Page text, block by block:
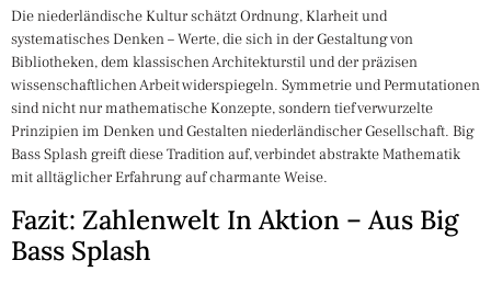
Die niederländische Kultur schätzt Ordnung, Klarheit und
systematisches Denken – Werte, die sich in der Gestaltung von
Bibliotheken, dem klassischen Architekturstil und der präzisen
wissenschaftlichen Arbeit widerspiegeln. Symmetrie und Permutationen
sind nicht nur mathematische Konzepte, sondern tief verwurzelte
Prinzipien im Denken und Gestalten niederländischer Gesellschaft. Big
Bass Splash greift diese Tradition auf, verbindet abstrakte Mathematik
mit alltäglicher Erfahrung auf charmante Weise.
Fazit: Zahlenwelt In Aktion – Aus Big
Bass Splash